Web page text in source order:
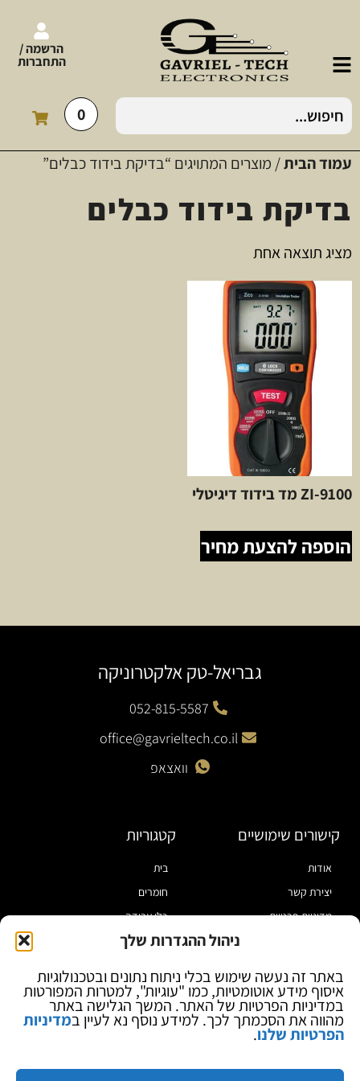
ניהול ההגדרות שלך
באתר זה נעשה שימוש בכלי ניתוח נתונים ובטכנולוגיות
איסוף מידע אוטומטיות, כמו "עוגיות", למטרות המפורטות
במדיניות הפרטיות של האתר. המשך הגלישה באתר
מהווה את הסכמתך לכך. למידע נוסף נא לעיין במדיניות
הפרטיות שלנו.
הרשמה /
התחברות
0
עמוד הבית/ מוצרים המתויגים “בדיקת בידוד כבלים”
בדיקת בידוד כבלים
מציג תוצאה אחת
ZI-9100 מד בידוד דיגיטלי
הוספה להצעת מחיר
גבריאל-טק אלקטרוניקה
052-815-5587
office@gavrieltech.co.il
וואצאפ
קישורים שימושיים
אודות
יצירת קשר
מדיניות פרטיות
בלוג
קטגוריות
בית
חומרים
כלי עבודה
מוצרי הלחמה
ספקי כח ומודדים
ציוד אופטי להגדלה